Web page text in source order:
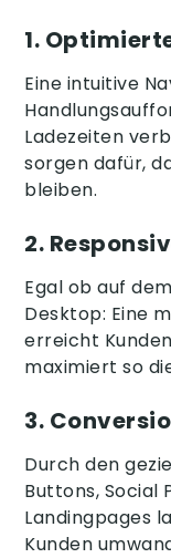
1.
Eine intuitive
Ladezeiten
sorgen dafür,
bleiben.
2.
Egal ob auf
Desktop: Eine
erreicht
maximiert so
3.
Durch den
Buttons, Social
Landingpages
Kunden